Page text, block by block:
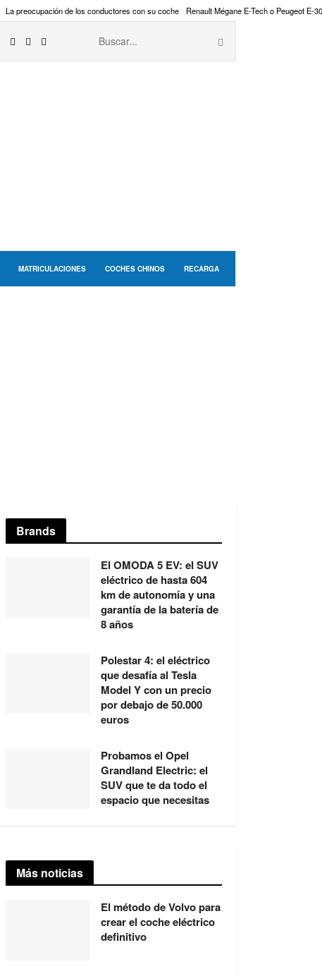
La preocupación de los conductores con su coche Renault Mégane E-Tech o Peugeot E-
MATRICULACIONES COCHES CHINOS RECARGA
Brands
El OMODA 5 EV: el SUV
eléctrico de hasta 604
km de autonomía y una
garantía de la batería de
8 años
Polestar 4: el eléctrico
que desafía al Tesla
Model Y con un precio
por debajo de 50.000
euros
Probamos el Opel
Grandland Electric: el
SUV que te da todo el
espacio que necesitas
Más noticias
El método de Volvo para
crear el coche eléctrico
definitivo